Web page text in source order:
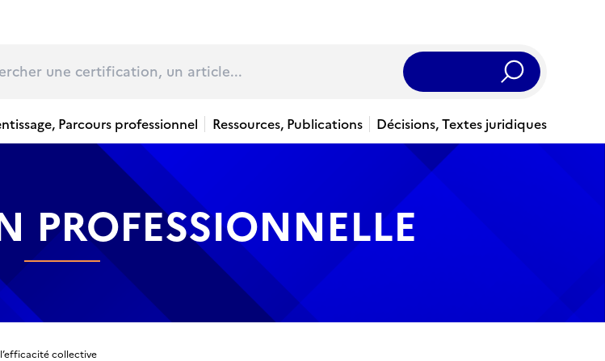
Rechercher
Parcours professionnel Ressources, Publications Décisions, Textes juridiques
PROFESSIONNELLE
collective